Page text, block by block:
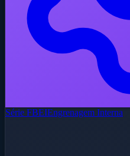
Série FBEIEngrenagem Interna